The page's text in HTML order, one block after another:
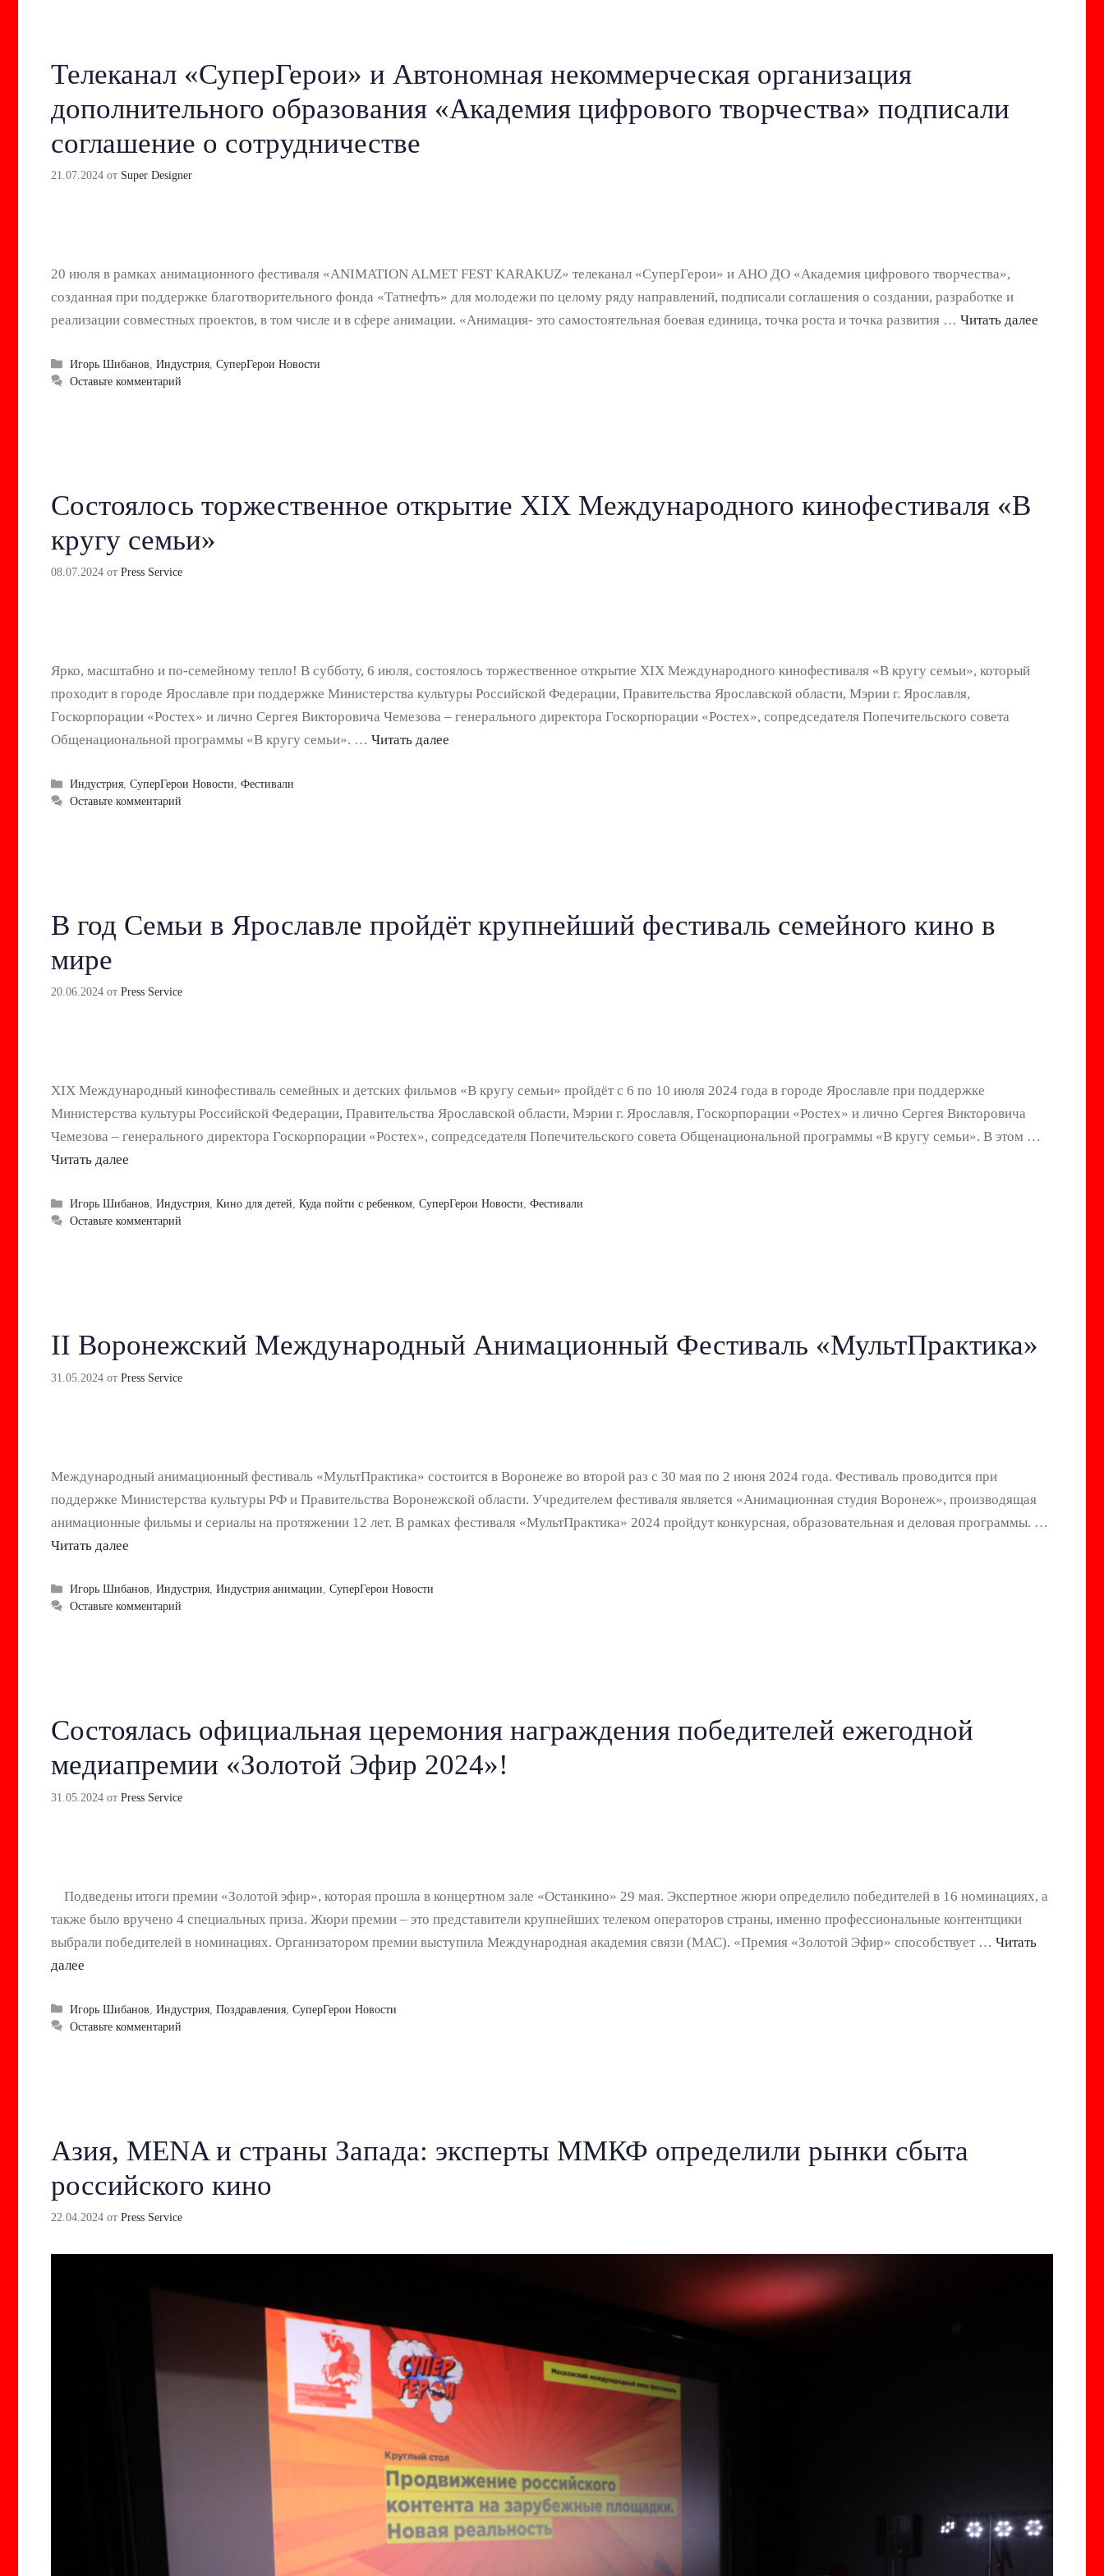
Телеканал «СуперГерои» и Автономная некоммерческая организация
дополнительного образования «Академия цифрового творчества» подписали
соглашение о сотрудничестве
21.07.2024 от Super Designer
20 июля в рамках анимационного фестиваля «ANIMATION ALMET FEST KARAKUZ» телеканал «СуперГерои» и АНО ДО «Академия цифрового творчества»,
созданная при поддержке благотворительного фонда «Татнефть» для молодежи по целому ряду направлений, подписали соглашения о создании, разработке и
реализации совместных проектов, в том числе и в сфере анимации. «Анимация- это самостоятельная боевая единица, точка роста и точка развития … Читать далее
Рубрики
Игорь Шибанов ,Индустрия ,СуперГерои Новости
Оставьте комментарий
Состоялось торжественное открытие XIХ Международного кинофестиваля «В
кругу семьи»
08.07.2024 от Press Service
Ярко, масштабно и по-семейному тепло! В субботу, 6 июля, состоялось торжественное открытие XIХ Международного кинофестиваля «В кругу семьи», который
проходит в городе Ярославле при поддержке Министерства культуры Российской Федерации, Правительства Ярославской области, Мэрии г. Ярославля,
Госкорпорации «Ростех» и лично Сергея Викторовича Чемезова – генерального директора Госкорпорации «Ростех», сопредседателя Попечительского совета
Общенациональной программы «В кругу семьи». … Читать далее
Рубрики
Индустрия,СуперГерои Новости,Фестивали
Оставьте комментарий
В год Семьи в Ярославле пройдёт крупнейший фестиваль семейного кино в
мире
20.06.2024 от Press Service
XIХ Международный кинофестиваль семейных и детских фильмов «В кругу семьи» пройдёт с 6 по 10 июля 2024 года в городе Ярославле при поддержке
Министерства культуры Российской Федерации, Правительства Ярославской области, Мэрии г. Ярославля, Госкорпорации «Ростех» и лично Сергея Викторовича
Чемезова – генерального директора Госкорпорации «Ростех», сопредседателя Попечительского совета Общенациональной программы «В кругу семьи». В этом …
Читать далее
Рубрики
Игорь Шибанов,Индустрия,Кино для детей,Куда пойти с ребенком,СуперГерои Новости,Фестивали
Оставьте комментарий
II Воронежский Международный Анимационный Фестиваль «МультПрактика»
31.05.2024 от Press Service
Международный анимационный фестиваль «МультПрактика» состоится в Воронеже во второй раз с 30 мая по 2 июня 2024 года. Фестиваль проводится при
поддержке Министерства культуры РФ и Правительства Воронежской области. Учредителем фестиваля является «Анимационная студия Воронеж», производящая
анимационные фильмы и сериалы на протяжении 12 лет. В рамках фестиваля «МультПрактика» 2024 пройдут конкурсная, образовательная и деловая программы. …
Читать далее
Рубрики
Игорь Шибанов,Индустрия,Индустрия анимации,СуперГерои Новости
Оставьте комментарий
Состоялась официальная церемония награждения победителей ежегодной
медиапремии «Золотой Эфир 2024»!
31.05.2024 от Press Service
Подведены итоги премии «Золотой эфир», которая прошла в концертном зале «Останкино» 29 мая. Экспертное жюри определило победителей в 16 номинациях, а
также было вручено 4 специальных приза. Жюри премии – это представители крупнейших телеком операторов страны, именно профессиональные контентщики
выбрали победителей в номинациях. Организатором премии выступила Международная академия связи (МАС). «Премия «Золотой Эфир» способствует … Читать
далее
Рубрики
Игорь Шибанов ,Индустрия ,Поздравления ,СуперГерои Новости
Оставьте комментарий
Азия, MENA и страны Запада: эксперты ММКФ определили рынки сбыта
российского кино
22.04.2024 от Press Service